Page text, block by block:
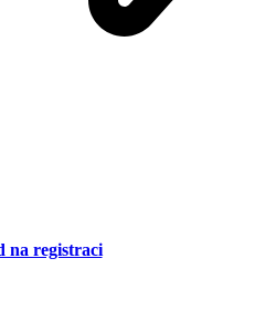
na registraci